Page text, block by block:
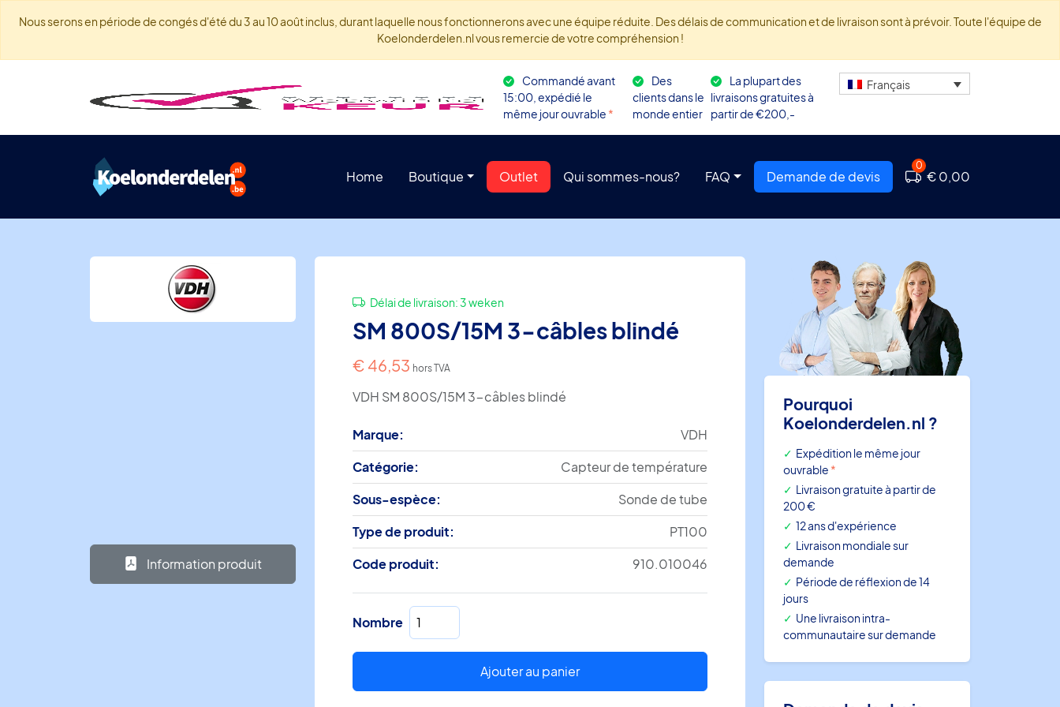
Nous serons en période de congés d'été du 3 au 10 août inclus, durant laquelle nous fonctionnerons avec une équipe réduite. Des délais de communication et de livraison sont à prévoir. Toute l'équipe de
Koelonderdelen.nl vous remercie de votre compréhension !
Commandé avant
15:00, expédié le
même jour ouvrable *
Des
clients dans le
monde entier
La plupart des
livraisons gratuites à
partir de €200,-
Français
Home Boutique Outlet Qui sommes-nous? FAQ Demande de devis
0
€ 0,00
Information produit
Délai de livraison:3 weken
SM 800S/15M 3-câbles blindé
€ 46,53 hors TVA
VDH SM 800S/15M 3-câbles blindé
Marque:
VDH
Catégorie:
Capteur de température
Sous-espèce:
Sonde de tube
Type de produit:
PT100
Code produit:
910.010046
Nombre quantité
de
SM
3-
Ajouter au panier
Pourquoi
Koelonderdelen.nl ?
Expédition le même jour
ouvrable *
Livraison gratuite à partir de
200 €
12 ans d'expérience
Livraison mondiale sur
demande
Période de réflexion de 14
jours
Une livraison intra-
communautaire sur demande